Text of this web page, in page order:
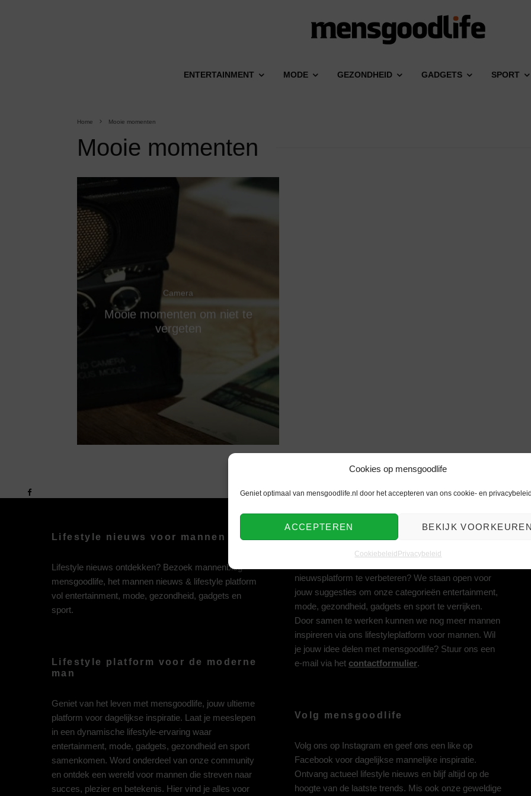
Cookies op mensgoodlife
Geniet optimaal van mensgoodlife.nl door het accepteren van ons cookie- en
ACCEPTEREN BEKIJK
Cookiebeleid Privacybeleid
ENTERTAINMENT MODE GEZONDHEID GADGETS SPORT
Home Mooie momenten
Mooie momenten
Camera
Mooie momenten om niet te
vergeten
Lifestyle nieuws voor mannen
Lifestyle nieuws ontdekken? Bezoek mannenblog
mensgoodlife, het mannen nieuws & lifestyle platform
vol entertainment, mode, gezondheid, gadgets en
sport.
Lifestyle platform voor de moderne
man
Geniet van het leven met mensgoodlife, jouw ultieme
platform voor dagelijkse inspiratie. Laat je meeslepen
in een dynamische lifestyle-ervaring waar
entertainment, mode, gadgets, gezondheid en sport
samenkomen. Word onderdeel van onze community
en ontdek een wereld voor mannen die streven naar
succes, plezier en betekenis. Hier vind je alles voor
Deel jouw idee met ons
nieuwsplatform te verbeteren? We staan open voor
jouw suggesties om onze categorieën entertainment,
mode, gezondheid, gadgets en sport te verrijken.
Door samen te werken kunnen we nog meer mannen
inspireren via ons lifestyleplatform voor mannen. Wil
je jouw idee delen met mensgoodlife? Stuur ons een
e-mail via het contactformulier.
Volg mensgoodlife
Volg ons op Instagram en geef ons een like op
Facebook voor dagelijkse mannelijke inspiratie.
Ontvang actueel lifestyle nieuws en blijf altijd op de
hoogte van de laatste trends. Mis ook onze geweldige